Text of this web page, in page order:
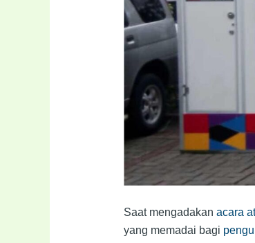
Saat mengadakan acara
yang memadai bagi